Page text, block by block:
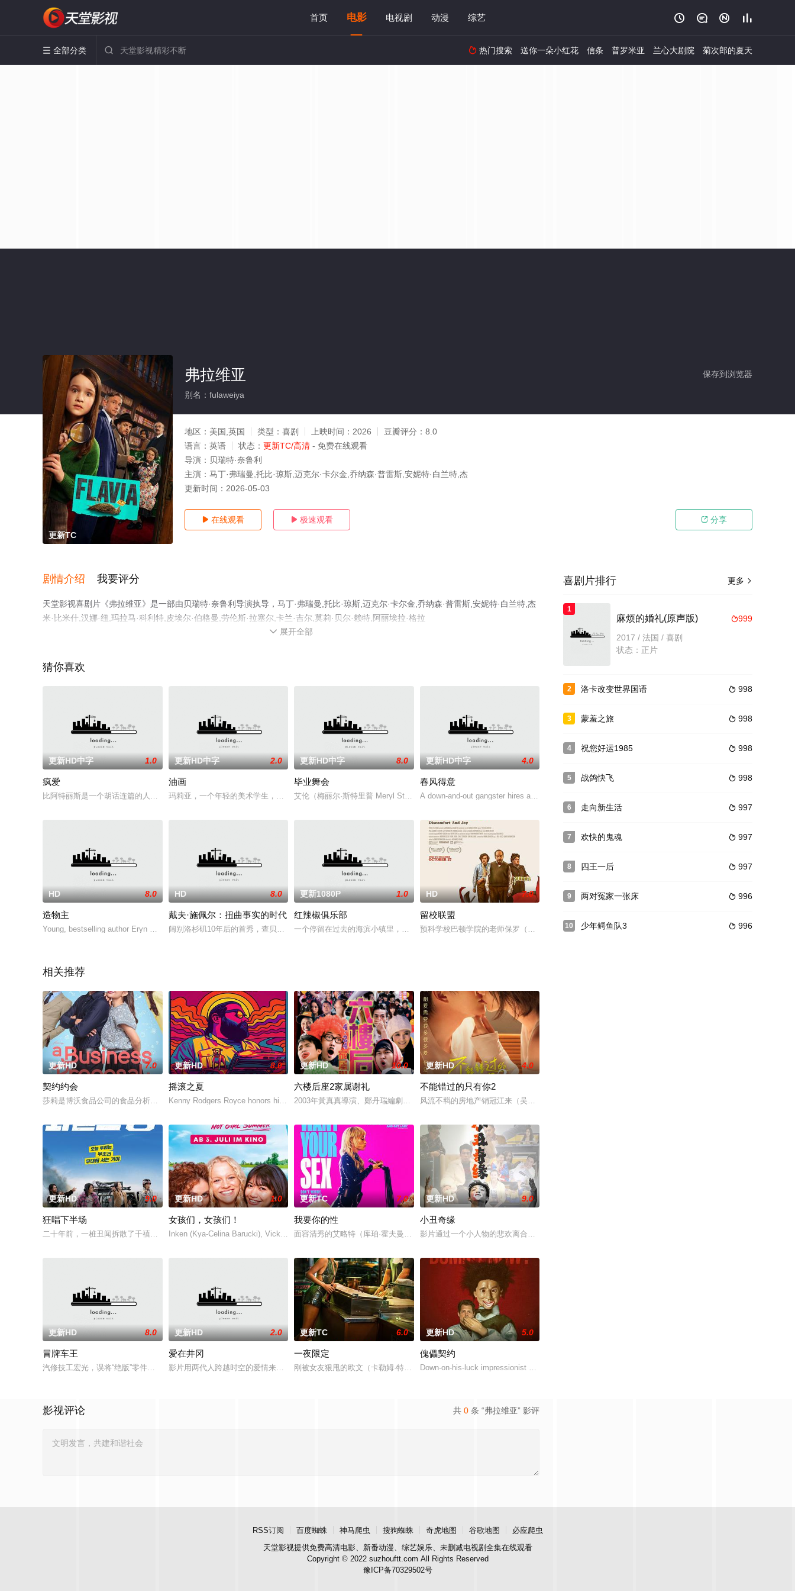
首页 电影 电视剧 动漫 综艺    
 全部分类   热门搜索 送你一朵小红花 信条 普罗米亚 兰心大剧院 菊次郎的夏天
更新TC
保存到浏览器
弗拉维亚
别名：fulaweiya
地区： 美国,英国 类型： 喜剧 上映时间： 2026 豆瓣评分： 8.0
语言： 英语 状态： 更新TC/高清 - 免费在线观看
导演： 贝瑞特·奈鲁利
主演： 马丁·弗瑞曼,托比·琼斯,迈克尔·卡尔金,乔纳森·普雷斯,安妮特·白兰特,杰
更新时间： 2026-05-03
 在线观看  极速观看  分享
剧情介绍 我要评分
天堂影视喜剧片《弗拉维亚》是一部由贝瑞特·奈鲁利导演执导，马丁·弗瑞曼,托比·琼斯,迈克尔·卡尔金,乔纳森·普雷斯,安妮特·白兰特,杰
米·比米什,汉娜·纽,玛拉马·科利特,皮埃尔·伯格曼,劳伦斯·拉塞尔,卡兰·吉尔,莫莉·贝尔·赖特,阿丽埃拉·格拉
泽,Tallulah·Conabeare,Max·Cortezi,Arthur·Heath,Zach·Colton,Davide·Scalco等演员精彩演绎的美国,英国电影，手机免费观看高清无删
 展开全部
猜你喜欢
更新HD中字 1.0
疯爱
比阿特丽斯是一个胡话连篇的人，自称是一个与世界各国的大咖有密切往来并有亿万财产的伯爵夫人。唐纳特拉是一个安静的纹有纹身的女人，禁锢在自己的神秘里无
更新HD中字 2.0
油画
玛莉亚，一个年轻的美术学生，决定和她的搭档朱利奥在她父母居住的小镇上共度周末，到达之后，她却发现了残酷的现实....
更新HD中字 8.0
毕业舞会
艾伦（梅丽尔·斯特里普 Meryl Streep 饰）和巴里（詹姆斯·柯登 James Corden 饰）曾经是纽约首屈一指的当红演员，却因为时代
更新HD中字 4.0
春风得意
A down-and-out gangster hires an alcoholic press agent to make his blonde
HD 8.0
造物主
Young, bestselling author Eryn Bellow concludes her bookstore tour with h
HD 8.0
戴夫·施佩尔：扭曲事实的时代
阔别洛杉矶10年后的首秀，查贝尔借用调侃Bill Cosby，O.J Simpson和自己过往的风波，直接了当地将现场推向高潮。
更新1080P 1.0
红辣椒俱乐部
一个停留在过去的海滨小镇里，一位被公认为“失败者”的中年大叔孙大海，通过霹雳舞与老婆、儿子渐渐和解的故事。
HD 7.0
留校联盟
预科学校巴顿学院的老师保罗（保罗·吉亚玛提 饰）不太受欢迎，不管是学生、老师还是校长，都不太喜欢他
相关推荐
更新HD 7.0
契约约会
莎莉是博沃食品公司的食品分析师，如今陷入财务困境，她答应为挚友雅斯敏牵线搭桥，为她安排相亲。原来，雅斯敏的约会对象是乌塔玛，博沃食品公司的继承人，
更新HD 8.0
摇滚之夏
Kenny Rodgers Royce honors his late mother's legacy by following Dead
更新HD 10.0
六楼后座2家属谢礼
2003年黃真真導演、鄭丹瑞編劇的喜劇《六樓后座》拍出香港新一代的愛情面面觀，其中「Truth orDare」大膽遊戲更表達時下年青人對於感情所體
更新HD 4.0
不能错过的只有你2
风流不羁的房地产销冠江来（吴翊歌 饰），为利益化身“深情画家”，步步为营接近倔强女医生李梦（李萌萌
更新HD 9.0
狂唱下半场
二十年前，一桩丑闻拆散了千禧年初期当红的韩国流行三人团体。如今，三人为了一场仅有一次的演出再度合体，前提是他们得克服接踵而来的重重难关。
更新HD 1.0
女孩们，女孩们！
Inken (Kya-Celina Barucki), Vicky (Julia Novohradsky) und Lena (Nhung Hon
更新TC 7.0
我要你的性
面容清秀的艾略特（库珀·霍夫曼 Cooper Hoffman 饰）在著名艺术家艾丽卡·特蕾西（奥利维亚·王尔德 Olivia Wilde 饰）那里
更新HD 9.0
小丑奇缘
影片通过一个小人物的悲欢离合，宣扬了树立正确的恋爱观生活观的必要性，鞭挞了追金，虚荣等错误的观念
更新HD 8.0
冒牌车王
汽修技工宏光，误将“绝版”零件遗落盲女薛薇薇家中，为了找回丢失的东西，宏光无意中伪装成车王与薇薇进行交往，一场错位的爱情故事由此展开。
更新HD 2.0
爱在井冈
影片用两代人跨越时空的爱情来演绎吉安老区人民的创业故事、幸福故事、追梦故事。脱贫不松劲，致富再出发。虽然父亲曾在家乡遭到爱情事业的双重打击，红军后
更新TC 6.0
一夜限定
刚被女友狠甩的欧文（卡勒姆·特纳 饰）和满怀浪漫情怀和希望的艾莉（莫妮卡·巴巴罗 饰）或许是这座城市里唯二只想要寻找真爱的单身人士，而
更新HD 5.0
傀儡契约
Down-on-his-luck impressionist Sam Reinhold makes a pact with Fergus-a wi
共 0 条 “弗拉维亚” 影评
影视评论
更多 
喜剧片排行
1
999
麻烦的婚礼(原声版)
2017 / 法国 / 喜剧
状态：正片
2  998
洛卡改变世界国语
3  998
蒙羞之旅
4  998
祝您好运1985
5  998
战鸽快飞
6  997
走向新生活
7  997
欢快的鬼魂
8  997
四王一后
9  996
两对冤家一张床
10  996
少年鳄鱼队3
RSS订阅 百度蜘蛛 神马爬虫 搜狗蜘蛛 奇虎地图 谷歌地图
必应爬虫
天堂影视提供免费高清电影、新番动漫、综艺娱乐、未删减电视剧全集在线观看
Copyright © 2022 suzhouftt.com All Rights Reserved
豫ICP备70329502号